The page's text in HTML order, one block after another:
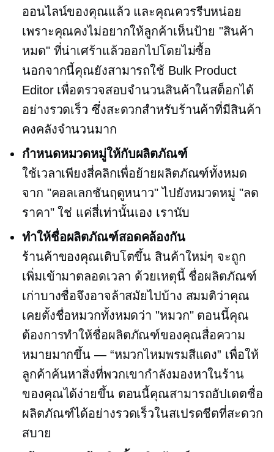
ออนไลน์ของคุณแล้ว และคุณควรรีบหน่อย
เพราะคุณคงไม่อยากให้ลูกค้าเห็นป้าย "สินค้า
หมด" ที่น่าเศร้าแล้วออกไปโดยไม่ซื้อ
นอกจากนี้คุณยังสามารถใช้ Bulk Product
Editor เพื่อตรวจสอบจำนวนสินค้าในสต็อกได้
อย่างรวดเร็ว ซึ่งสะดวกสำหรับร้านค้าที่มีสินค้า
คงคลังจำนวนมาก
กำหนดหมวดหมู่ให้กับผลิตภัณฑ์
ใช้เวลาเพียงสี่คลิกเพื่อย้ายผลิตภัณฑ์ทั้งหมด
จาก "คอลเลกชันฤดูหนาว" ไปยังหมวดหมู่ "ลด
ราคา" ใช่ แค่สี่เท่านั้นเอง เรานับ
ทำให้ชื่อผลิตภัณฑ์สอดคล้องกัน
ร้านค้าของคุณเติบโตขึ้น สินค้าใหม่ๆ จะถูก
เพิ่มเข้ามาตลอดเวลา ด้วยเหตุนี้ ชื่อผลิตภัณฑ์
เก่าบางชื่อจึงอาจล้าสมัยไปบ้าง สมมติว่าคุณ
เคยตั้งชื่อหมวกทั้งหมดว่า "หมวก" ตอนนี้คุณ
ต้องการทำให้ชื่อผลิตภัณฑ์ของคุณสื่อความ
หมายมากขึ้น — “หมวกไหมพรมสีแดง” เพื่อให้
ลูกค้าค้นหาสิ่งที่พวกเขากำลังมองหาในร้าน
ของคุณได้ง่ายขึ้น ตอนนี้คุณสามารถอัปเดตชื่อ
ผลิตภัณฑ์ได้อย่างรวดเร็วในสเปรดชีตที่สะดวก
สบาย